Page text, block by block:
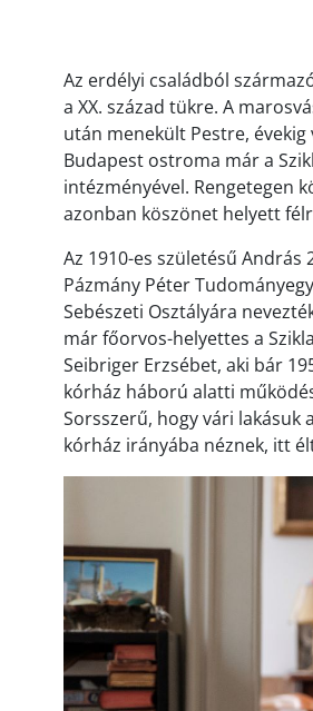
Az erdélyi családból
a XX. század tükre. A
után menekült Pestre,
Budapest ostroma már a
intézményével. Rengetegen
azonban köszönet helyett
Az 1910-es születésű
Pázmány Péter
Sebészeti Osztályára
már főorvos-helyettes a
Seibriger Erzsébet, aki bár
kórház háború alatti
Sorsszerű, hogy vári lakásuk
kórház irányába néznek, itt